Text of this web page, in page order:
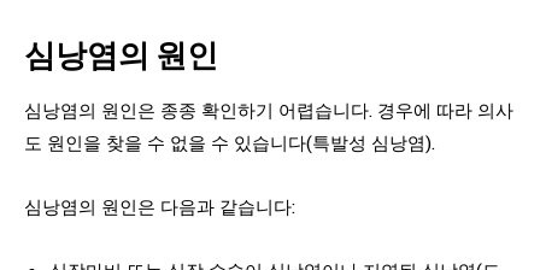
심낭염의 원인
심낭염의 원인은 종종 확인하기 어렵습니다. 경우에 따라 의사
도 원인을 찾을 수 없을 수 있습니다(특발성 심낭염).
심낭염의 원인은 다음과 같습니다: